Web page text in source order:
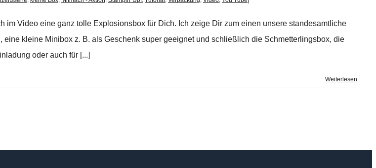
im Video eine ganz tolle Explosionsbox für Dich. Ich zeige Dir zum einen unsere standesamtliche
eine kleine Minibox z. B. als Geschenk super geeignet und schließlich die Schmetterlingsbox, die
oder auch für [...]
Weiterlesen